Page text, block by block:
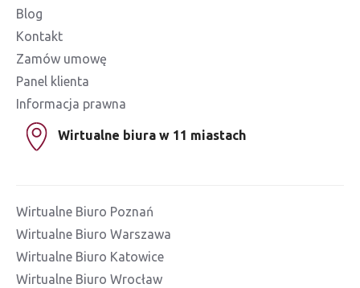
Blog
Kontakt
Zamów umowę
Panel klienta
Informacja prawna
Wirtualne biura w 11 miastach
Wirtualne Biuro Poznań
Wirtualne Biuro Warszawa
Wirtualne Biuro Katowice
Wirtualne Biuro Wrocław